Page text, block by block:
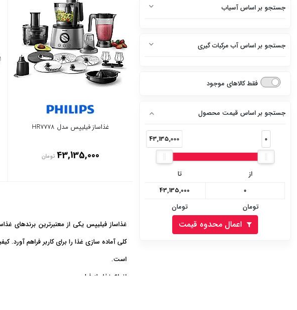
استیل
تیتانیوم
سفید پنل نقره ای
سفید پنل سفید
سفید پنل مشکی
نقره ای پنل مشکی
استیل مشکی
ندارد
جستجو بر اساس آسیاب
ندارد
جستجو بر اساس آب مرکبات گیری
ندارد
فقط کالاهای موجود
جستجو بر اساس قیمت محصول
0
43,135,000
از
تومان
تا
تومان
اعمال محدوه قیمت
غذاساز فیلیپس مدل HR7778
43,135,000 تومان
غذاساز فیلیپس یکی از معتبرترین برندهای
کلی آماده سازی غذا را برای کاربر فراهم
است.
انواع غذاساز فیلیپس